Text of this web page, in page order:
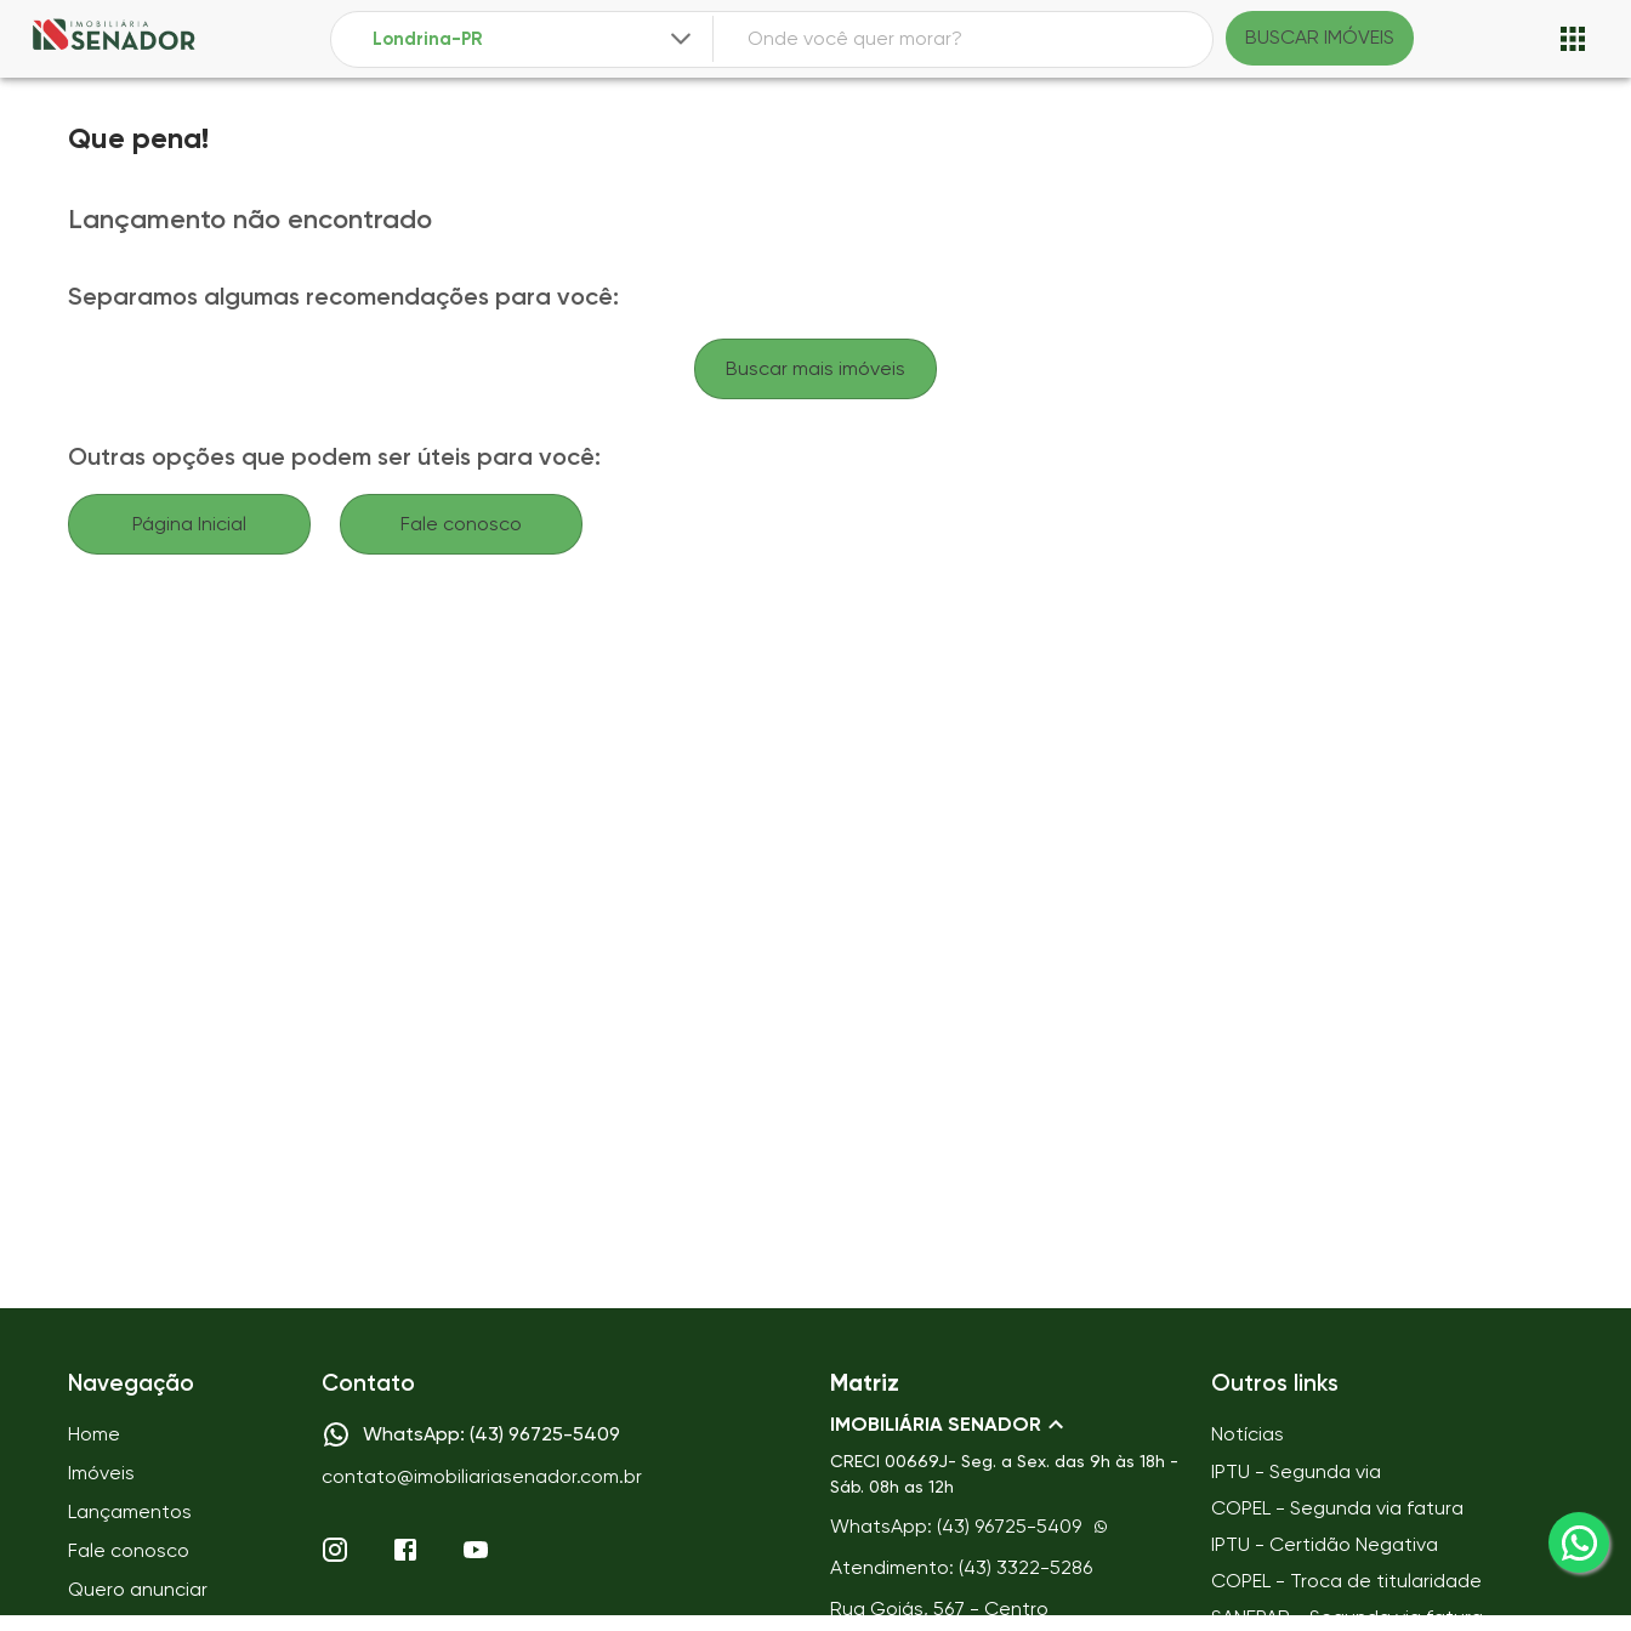
BUSCAR IMÓVEIS
Que pena!
Lançamento não encontrado
Separamos algumas recomendações para você:
Buscar mais imóveis
Outras opções que podem ser úteis para você:
Página Inicial Fale conosco
Navegação
Home
Imóveis
Lançamentos
Fale conosco
Quero anunciar
Contato
WhatsApp: (43) 96725-5409
contato@imobiliariasenador.com.br
Matriz
IMOBILIÁRIA SENADOR
CRECI 00669J- Seg. a Sex. das 9h às 18h -
Sáb. 08h as 12h
WhatsApp: (43) 96725-5409
Atendimento: (43) 3322-5286
Rua Goiás, 567 - Centro
Outros links
Notícias
IPTU - Segunda via
COPEL - Segunda via fatura
IPTU - Certidão Negativa
COPEL - Troca de titularidade
SANEPAR - Segunda via fatura